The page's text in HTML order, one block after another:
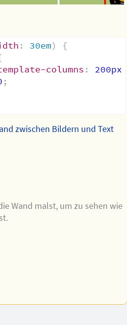
: 30em)
{
columns :
;
zwischen Bildern und Text
Wand malst, um zu sehen wie